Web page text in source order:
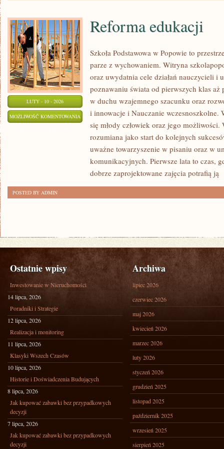
LUTY - 10 - 2026
MOŻLIWOŚĆ KOMENTOWANIA REFORMA
EDUKACJI
Reforma edukacji
Szkoła Podstawowa w Popowie to
parze z wychowaniem. Witryna
oraz uwydatnia cele działań nauczycieli i
poznawaniu świata od pierwszych klas
w duchu wzajemnego szacunku oraz
i innowacje i Nauczanie
się młody człowiek oraz jego możliwości.
rozumiana jako start do kolejnych
uważne towarzyszenie w pisaniu oraz w
komunikacyjnych. Pierwsze lata to czas,
dobrze zaprojektowane zajęcia potrafią ją
POSTED BY ADMIN
Ostatnie wpisy
Inwestowanie w Nieruchomości
14 lipca, 2026
Poradniki i Strategie
12 lipca, 2026
Realizacja i monitoring
11 lipca, 2026
Klasyki Wszech Czasów
10 lipca, 2026
Historie i Doświadczenia Budujących
8 lipca, 2026
Jak kupować zabawki bez przypadkowych
decyzji
7 lipca, 2026
Jak kupować zabawki bez przypadkowych
decyzji
Archiwa
lipiec 2026
czerwiec 2026
maj 2026
kwiecień 2026
marzec 2026
luty 2026
styczeń 2026
grudzień 2025
listopad 2025
październik 2025
wrzesień 2025
sierpień 2025